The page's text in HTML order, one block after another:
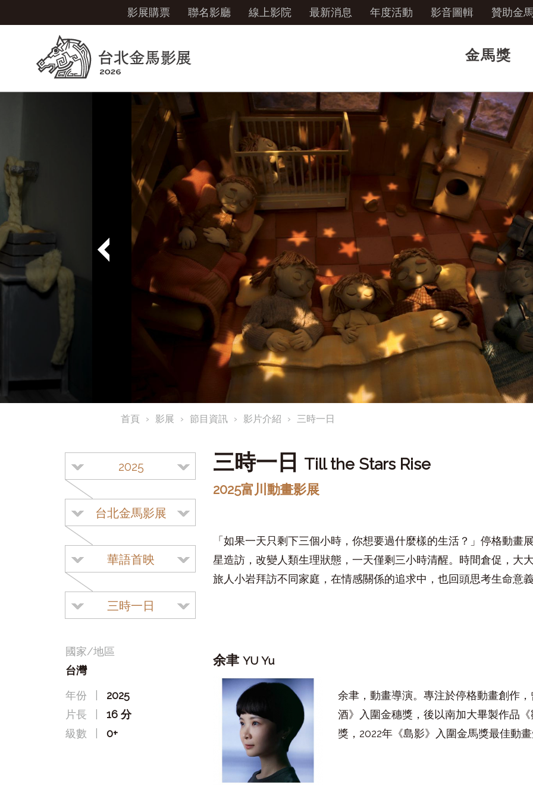
影展購票 聯名影廳 線上影院 最新消息 年度活動 影音圖輯 贊助金
金馬獎
首頁 影展 節目資訊 影片介紹 三時一日
2025
台北金馬影展
華語首映
三時一日
國家/地區
台灣
年份
2025
片長
16 分
級數
0+
三時一日 Till the Stars Rise
2025富川動畫影展
「如果一天只剩下三個小時，你想要過什麼樣的生活？」停格動畫
星造訪，改變人類生理狀態，一天僅剩三小時清醒。時間倉促，大
旅人小岩拜訪不同家庭，在情感關係的追求中，也回頭思考生命意
余聿 YU Yu
余聿，動畫導演。專注於停格動畫創作
酒》入圍金穗獎，後以南加大畢製作品
獎，2022年《島影》入圍金馬獎最佳動